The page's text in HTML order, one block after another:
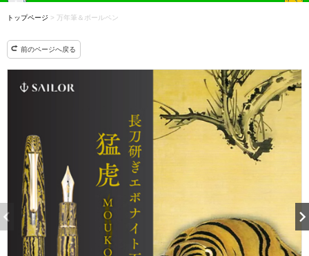
トップページ > 万年筆＆ボールペン
前のページへ戻る